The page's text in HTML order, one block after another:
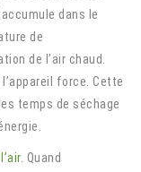
dans le
de
de l’air chaud.
force. Cette
temps de séchage
. Quand